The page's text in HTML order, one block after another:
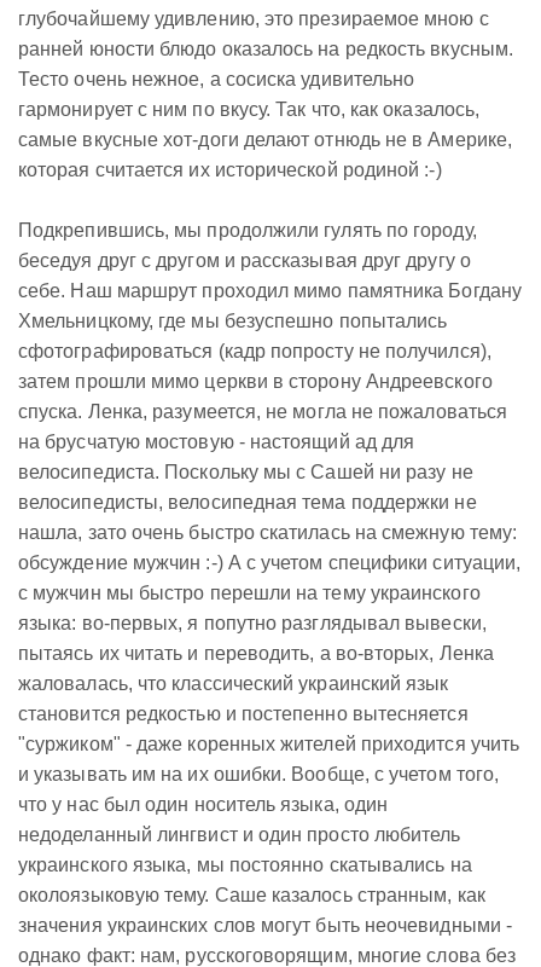
глубочайшему удивлению, это презираемое мною с
ранней юности блюдо оказалось на редкость вкусным.
Тесто очень нежное, а сосиска удивительно
гармонирует с ним по вкусу. Так что, как оказалось,
самые вкусные хот-доги делают отнюдь не в Америке,
которая считается их исторической родиной :-)
Подкрепившись, мы продолжили гулять по городу,
беседуя друг с другом и рассказывая друг другу о
себе. Наш маршрут проходил мимо памятника Богдану
Хмельницкому, где мы безуспешно попытались
сфотографироваться (кадр попросту не получился),
затем прошли мимо церкви в сторону Андреевского
спуска. Ленка, разумеется, не могла не пожаловаться
на брусчатую мостовую - настоящий ад для
велосипедиста. Поскольку мы с Сашей ни разу не
велосипедисты, велосипедная тема поддержки не
нашла, зато очень быстро скатилась на смежную тему:
обсуждение мужчин :-) А с учетом специфики ситуации,
с мужчин мы быстро перешли на тему украинского
языка: во-первых, я попутно разглядывал вывески,
пытаясь их читать и переводить, а во-вторых, Ленка
жаловалась, что классический украинский язык
становится редкостью и постепенно вытесняется
"суржиком" - даже коренных жителей приходится учить
и указывать им на их ошибки. Вообще, с учетом того,
что у нас был один носитель языка, один
недоделанный лингвист и один просто любитель
украинского языка, мы постоянно скатывались на
околоязыковую тему. Саше казалось странным, как
значения украинских слов могут быть неочевидными -
однако факт: нам, русскоговорящим, многие слова без